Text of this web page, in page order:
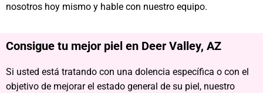
nosotros hoy mismo y hable con nuestro equipo.
Consigue tu mejor piel en Deer Valley, AZ
Si usted está tratando con una dolencia específica o con el
objetivo de mejorar el estado general de su piel, nuestro